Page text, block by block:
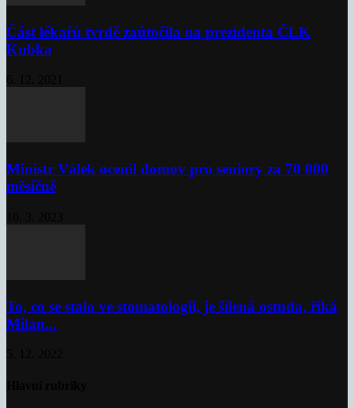
Část lékařů tvrdě zaútočila na prezidenta ČLK
Kubka
Ministr Válek ocenil domov pro seniory za 70 000
měsíčně
To, co se stalo ve stomatologii, je šílená ostuda, říká
Milan...